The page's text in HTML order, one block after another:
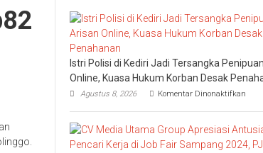
Istri Polisi di Kediri Jadi Tersangka
Online, Kuasa Hukum Korban Desak
Agustus 8, 2026 Komentar Dinonaktifkan
Jadi